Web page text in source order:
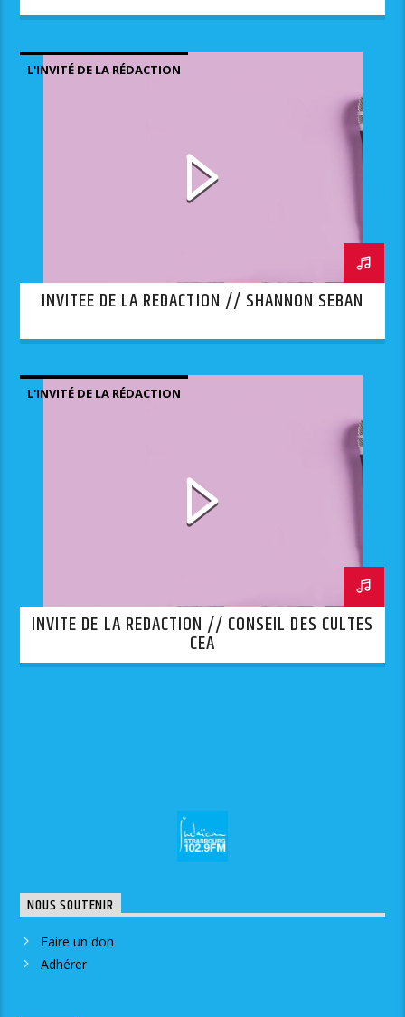
L'INVITÉ DE LA RÉDACTION
INVITEE DE LA REDACTION // SHANNON SEBAN
L'INVITÉ DE LA RÉDACTION
INVITE DE LA REDACTION // CONSEIL DES CULTES
CEA
NOUS SOUTENIR
Faire un don
Adhérer